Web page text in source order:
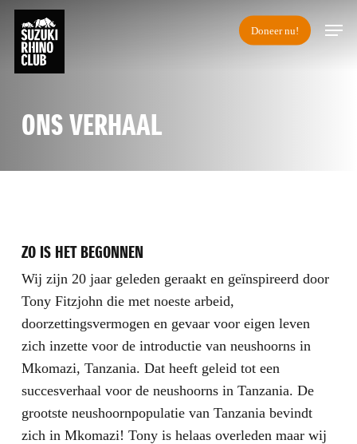
Skip
main
content
Doneer nu!
Menu
ONS VERHAAL
ZO IS HET BEGONNEN
Wij zijn 20 jaar geleden geraakt en geïnspireerd door
Tony Fitzjohn die met noeste arbeid,
doorzettingsvermogen en gevaar voor eigen leven
zich inzette voor de introductie van neushoorns in
Mkomazi, Tanzania. Dat heeft geleid tot een
succesverhaal voor de neushoorns in Tanzania. De
grootste neushoornpopulatie van Tanzania bevindt
zich in Mkomazi! Tony is helaas overleden maar wij